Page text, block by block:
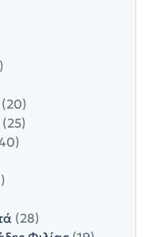
(20)
(25)
(28)